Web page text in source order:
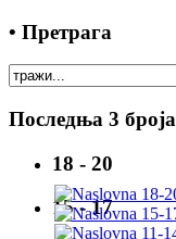
• Претрага
Последња 3 броја
18 - 20
15 - 17